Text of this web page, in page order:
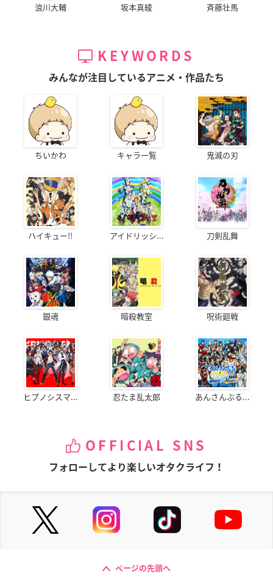
浪川大輔 坂本真綾 斉藤壮馬
KEYWORDS
みんなが注目しているアニメ・作品たち
ちいかわ キャラ一覧 鬼滅の刃
ハイキュー!! アイドリッシ... 刀剣乱舞
銀魂 暗殺教室 呪術廻戦
ヒプノシスマ... 忍たま乱太郎 あんさんぶる...
OFFICIAL SNS
フォローしてより楽しいオタクライフ！
ページの先頭へ